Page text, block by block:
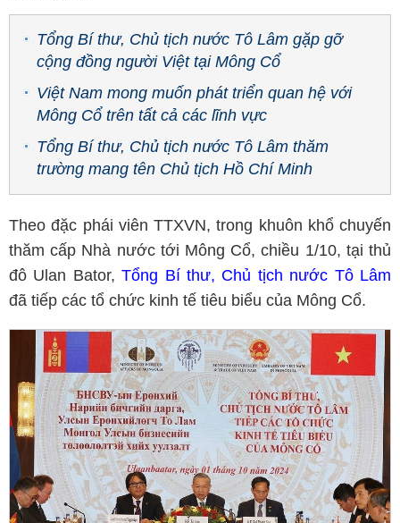
Tổng Bí thư, Chủ tịch nước Tô Lâm gặp gỡ
cộng đồng người Việt tại Mông Cổ
Việt Nam mong muốn phát triển quan hệ với
Mông Cổ trên tất cả các lĩnh vực
Tổng Bí thư, Chủ tịch nước Tô Lâm thăm
trường mang tên Chủ tịch Hồ Chí Minh
Theo đặc phái viên TTXVN, trong khuôn khổ chuyến
thăm cấp Nhà nước tới Mông Cổ, chiều 1/10, tại thủ
đô Ulan Bator,Tổng Bí thư, Chủ tịch nước Tô Lâm
đã tiếp các tổ chức kinh tế tiêu biểu của Mông Cổ.